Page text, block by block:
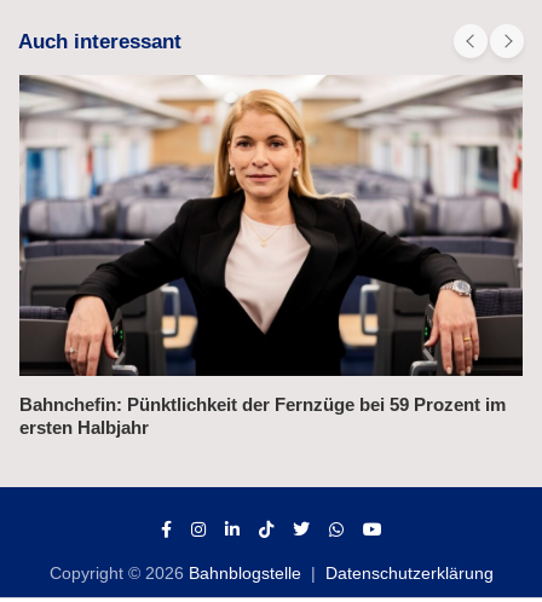
Auch interessant
Alex fährt bis 2031 weiter auf der Strecke München–Prag
Copyright © 2026 Bahnblogstelle Datenschutzerklärung